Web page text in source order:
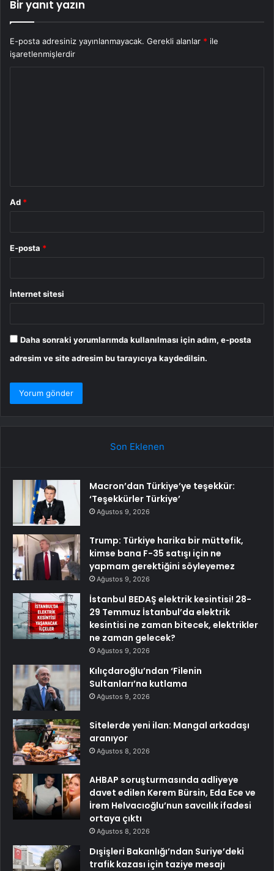
Bir yanıt yazın
E-posta adresiniz yayınlanmayacak. Gerekli alanlar * ile
işaretlenmişlerdir
Ad *
E-posta *
İnternet sitesi
Daha sonraki yorumlarımda kullanılması için adım, e-posta
adresim ve site adresim bu tarayıcıya kaydedilsin.
Son Eklenen
Macron’dan Türkiye’ye teşekkür:
‘Teşekkürler Türkiye’
Ağustos 9, 2026
Trump: Türkiye harika bir müttefik,
kimse bana F-35 satışı için ne
yapmam gerektiğini söyleyemez
Ağustos 9, 2026
İstanbul BEDAŞ elektrik kesintisi! 28-
29 Temmuz İstanbul’da elektrik
kesintisi ne zaman bitecek, elektrikler
ne zaman gelecek?
Ağustos 9, 2026
Kılıçdaroğlu’ndan ‘Filenin
Sultanları’na kutlama
Ağustos 9, 2026
Sitelerde yeni ilan: Mangal arkadaşı
aranıyor
Ağustos 8, 2026
AHBAP soruşturmasında adliyeye
davet edilen Kerem Bürsin, Eda Ece ve
İrem Helvacıoğlu’nun savcılık ifadesi
ortaya çıktı
Ağustos 8, 2026
Dışişleri Bakanlığı’ndan Suriye’deki
trafik kazası için taziye mesajı